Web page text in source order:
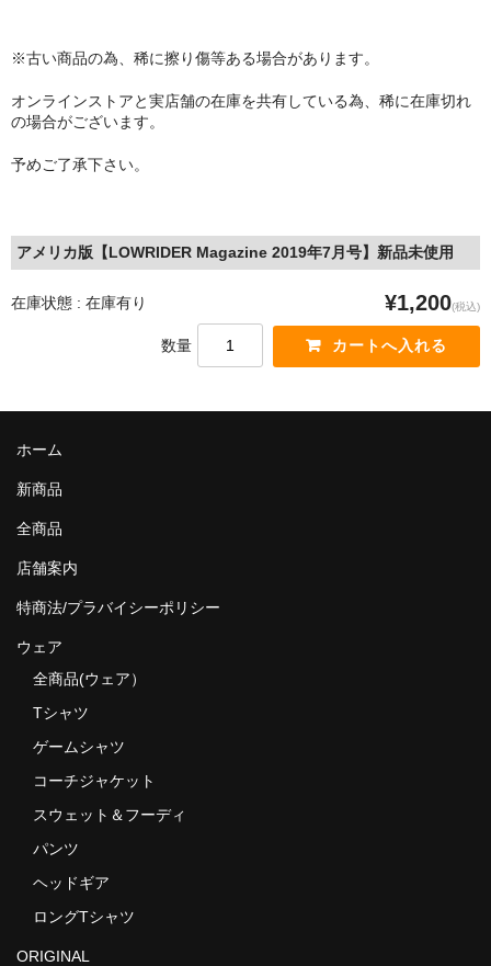
C D / D V D
MixCD
DVD
グ ッ ズ
全商品（グッズ ）
雑誌
全商品
※古い商品の為、稀に擦り傷等ある場合があります。
オンラインストアと実店舗の在庫を共有している為、稀に在庫切れ
の場合がございます。
予めご了承下さい。
アメリカ版【LOWRIDER Magazine 2019年7月号】新品未使用
在庫状態 : 在庫有り ¥1,200(税込)
数量
ホーム
新商品
全商品
店舗案内
特商法/プラバイシーポリシー
ウェア
全商品(ウェア）
Tシャツ
ゲームシャツ
コーチジャケット
スウェット＆フーディ
パンツ
ヘッドギア
ロングTシャツ
ORIGINAL